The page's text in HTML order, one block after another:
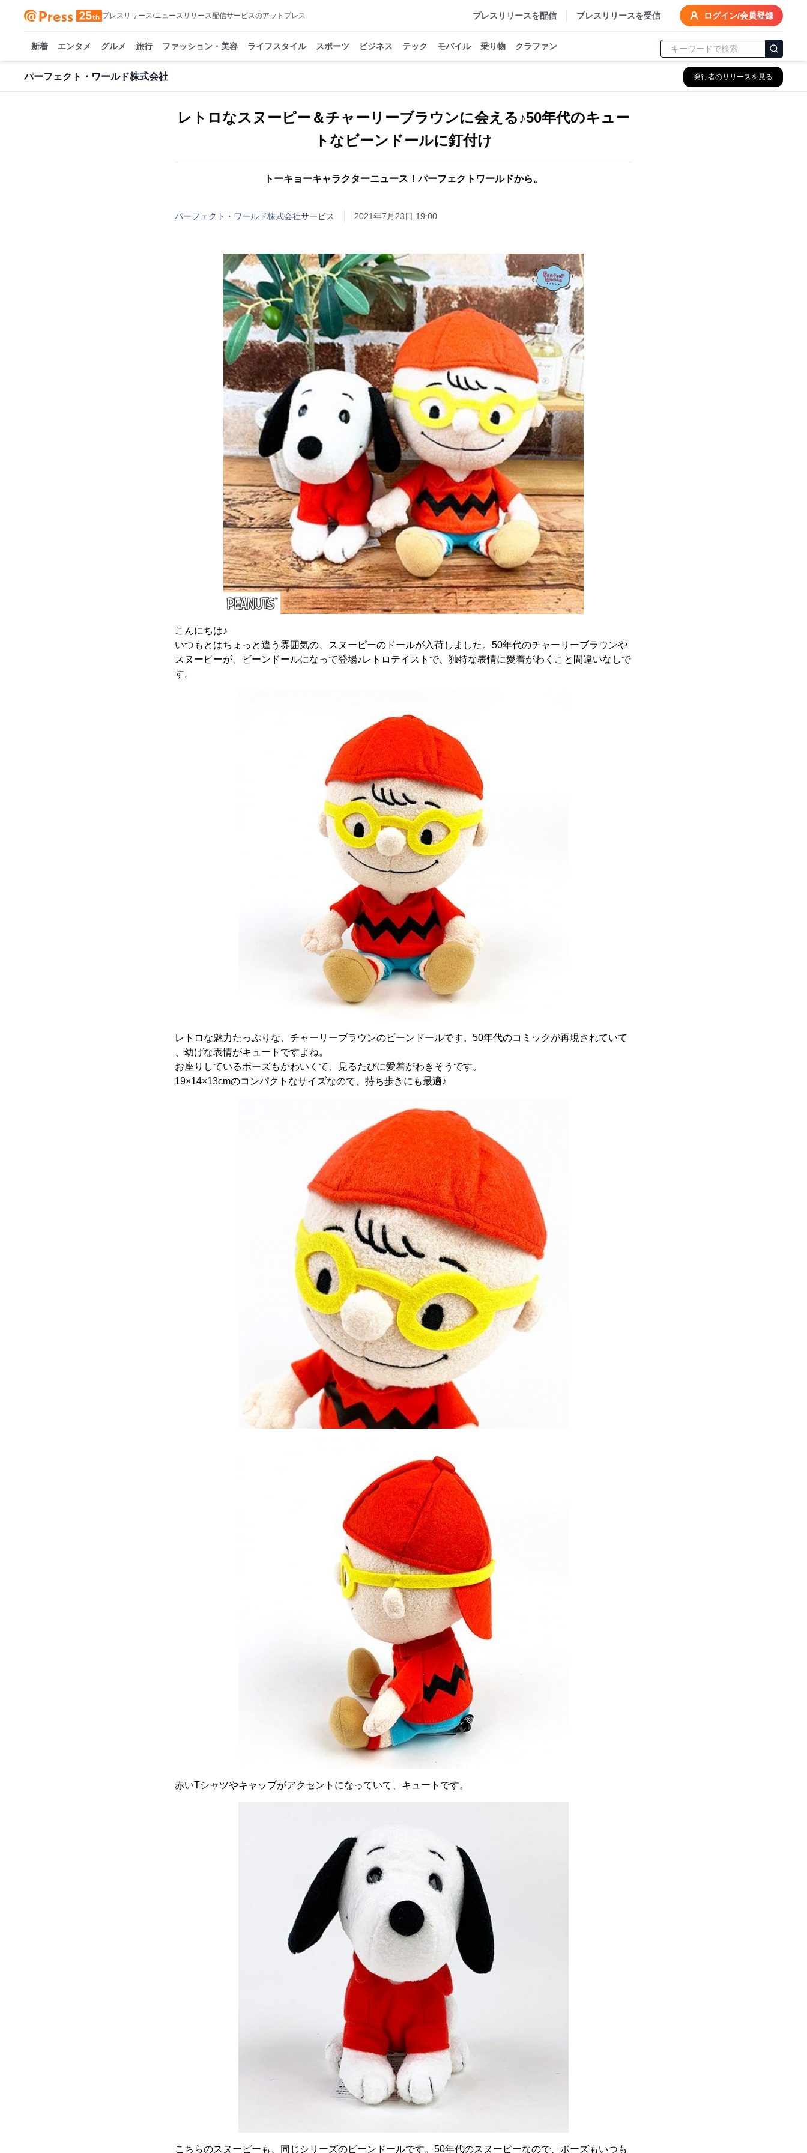
プレスリリース/ニュースリリース配信サービスのアットプレス プレスリリースを配信 プレスリリースを受信 ログイン/会員登録
新着 エンタメ グルメ 旅行 ファッション・美容 ライフスタイル スポーツ ビジネス テック モバイル 乗り物 クラファン
パーフェクト・ワールド株式会社 発行者のリリースを見る
レトロなスヌーピー＆チャーリーブラウンに会える♪50年代のキュー
トなビーンドールに釘付け
トーキョーキャラクターニュース！パーフェクトワールドから。
パーフェクト・ワールド株式会社サービス 2021年7月23日 19:00
こんにちは♪
いつもとはちょっと違う雰囲気の、スヌーピーのドールが入荷しました。50年代のチャーリーブラウンや
スヌーピーが、ビーンドールになって登場♪レトロテイストで、独特な表情に愛着がわくこと間違いなしで
す。
レトロな魅力たっぷりな、チャーリーブラウンのビーンドールです。50年代のコミックが再現されていて
、幼げな表情がキュートですよね。
お座りしているポーズもかわいくて、見るたびに愛着がわきそうです。
19×14×13cmのコンパクトなサイズなので、持ち歩きにも最適♪
赤いTシャツやキャップがアクセントになっていて、キュートです。
こちらのスヌーピーも、同じシリーズのビーンドールです。50年代のスヌーピーなので、ポーズもいつも